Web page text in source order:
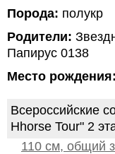
Порода: полукр
Родители:
Папирус 0138
Место рождения:
Всероссийские
Hhorse Tour" 2
110 см, общий